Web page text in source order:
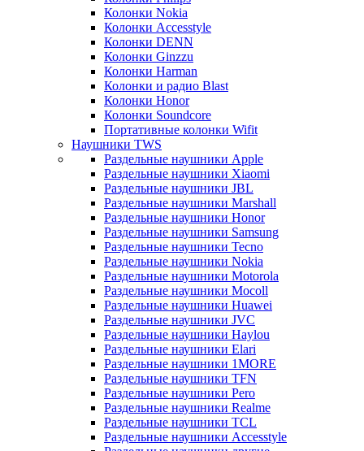
Колонки Nokia
Колонки Accesstyle
Колонки DENN
Колонки Ginzzu
Колонки Harman
Колонки и радио Blast
Колонки Honor
Колонки Soundcore
Портативные колонки Wifit
Наушники TWS
Раздельные наушники Apple
Раздельные наушники Xiaomi
Раздельные наушники JBL
Раздельные наушники Marshall
Раздельные наушники Honor
Раздельные наушники Samsung
Раздельные наушники Tecno
Раздельные наушники Nokia
Раздельные наушники Motorola
Раздельные наушники Mocoll
Раздельные наушники Huawei
Раздельные наушники JVC
Раздельные наушники Haylou
Раздельные наушники Elari
Раздельные наушники 1MORE
Раздельные наушники TFN
Раздельные наушники Pero
Раздельные наушники Realme
Раздельные наушники TCL
Раздельные наушники Accesstyle